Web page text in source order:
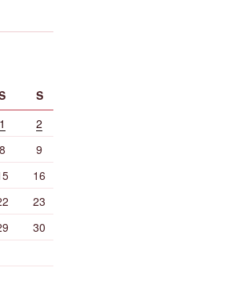
S
1
2
8
9
16
23
30